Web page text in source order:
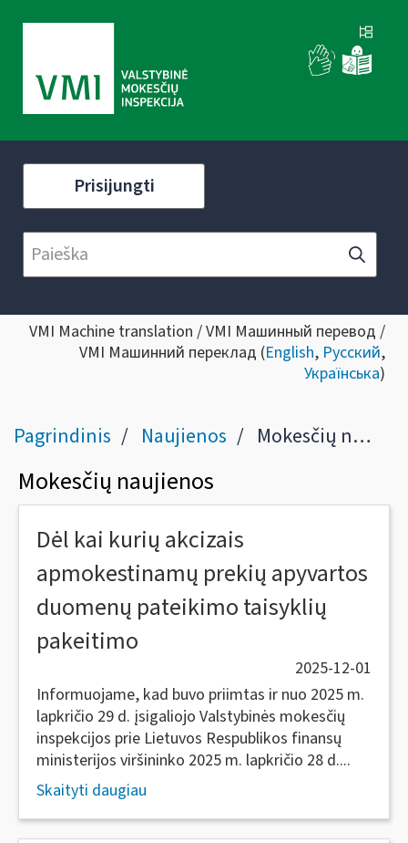
Prisijungti
VMI Machine translation / VMI Машинный перевод /
VMI Машинний переклад (English, Русский,
Українська)
Pagrindinis Naujienos Mokesčių naujienos
Mokesčių naujienos
Dėl kai kurių akcizais
apmokestinamų prekių apyvartos
duomenų pateikimo taisyklių
pakeitimo
2025-12-01
Informuojame, kad buvo priimtas ir nuo 2025 m.
lapkričio 29 d. įsigaliojo Valstybinės mokesčių
inspekcijos prie Lietuvos Respublikos finansų
ministerijos viršininko 2025 m. lapkričio 28 d....
Skaityti daugiau